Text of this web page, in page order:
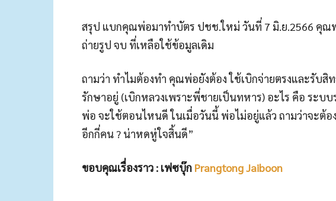
สรุป แบกคุณพ่อมาทำบัตร ปชช.ใหม่ วันที่ 7 มิ.ย.2566 คุณ
ถ่ายรูป จบ ที่เหลือใช้ข้อมูลเดิม
ถามว่า ทำไมต้องทำ คุณพ่อยังต้อง ใช้เบิกจ่ายตรงและรับ
รักษาอยู่ (เบิกหลวงเพราะพี่ชายเป็นทหาร) อะไร คือ ระบ
พ่อ จะใช้ตอนไหนดี ในเมื่อวันนี้ พ่อไม่อยู่แล้ว ถามว่าจะต้อ
อีกกี่คน ? น่าหดหู่ใจสิ้นดี”
ขอบคุณเรื่องราว : เฟซบุ๊ก Prangtong Jaiboon